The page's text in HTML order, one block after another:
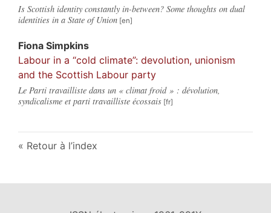
Is Scottish identity constantly in-between? Some thoughts on dual
identities in a State of Union
Fiona Simpkins
Labour in a “cold climate”: devolution, unionism
and the Scottish Labour party
Le Parti travailliste dans un « climat froid » : dévolution,
syndicalisme et parti travailliste écossais
Retour à l’index